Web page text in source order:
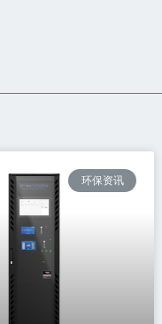
环保资讯